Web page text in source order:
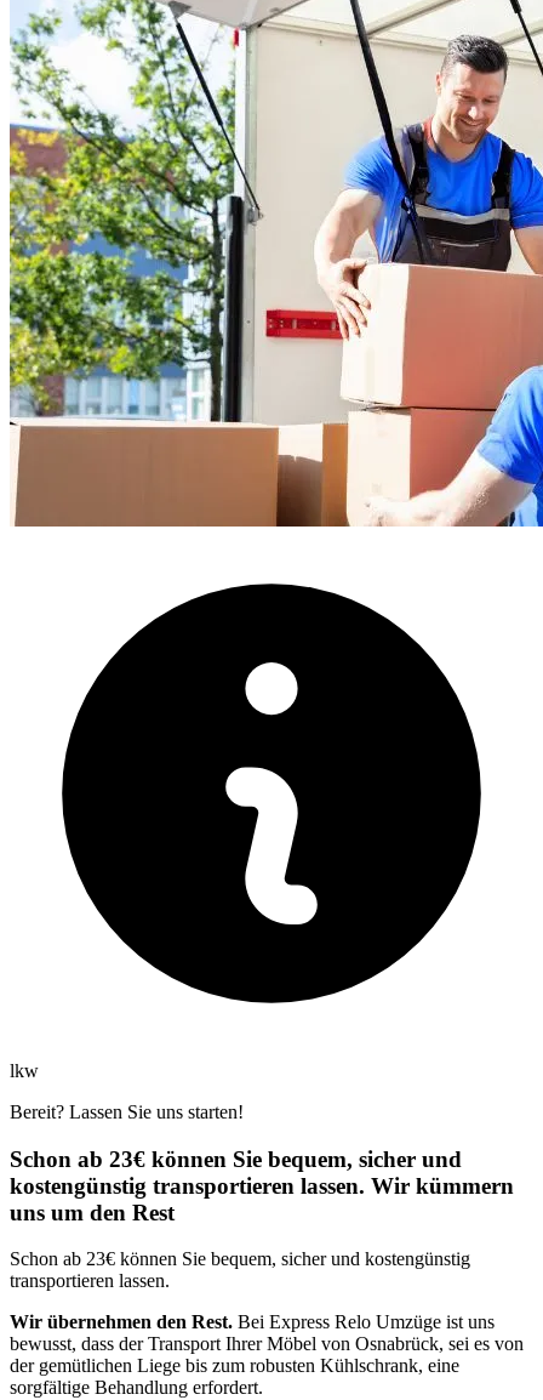
lkw
Bereit? Lassen Sie uns starten!
Schon ab 23€ können Sie bequem, sicher und
kostengünstig transportieren lassen. Wir kümmern
uns um den Rest
Schon ab 23€ können Sie bequem, sicher und kostengünstig
transportieren lassen.
Wir übernehmen den Rest. Bei Express Relo Umzüge ist uns
bewusst, dass der Transport Ihrer Möbel von Osnabrück, sei es von
der gemütlichen Liege bis zum robusten Kühlschrank, eine
sorgfältige Behandlung erfordert.